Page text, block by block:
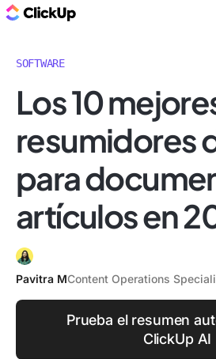
SOFTWARE
Los 10
resumidores
para
artículos en
Pavitra MContent Operations
Prueba el resumen
ClickUp AI